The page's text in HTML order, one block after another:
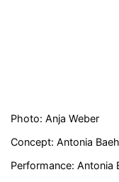
Photo: Anja Weber
Concept: Antonia
Performance: Antonia